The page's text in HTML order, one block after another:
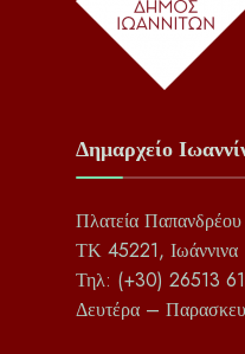
Δημαρχείο
Πλατεία
ΤΚ 45221, Ιωάννινα
Τηλ: (+30) 26513
Δευτέρα –